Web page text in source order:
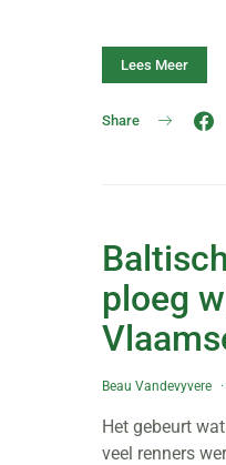
Lees Meer
Share
ploeg
Beau Vandevyvere
Het gebeurt
veel renners